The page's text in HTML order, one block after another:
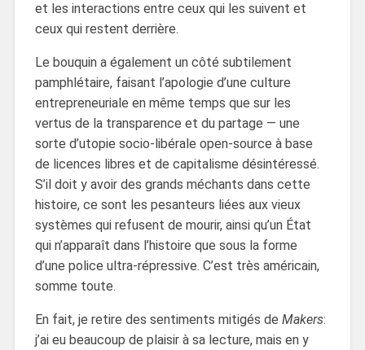
et les interactions entre ceux qui les suivent et
ceux qui restent derrière.
Le bouquin a également un côté subtilement
pamphlétaire, faisant l’apologie d’une culture
entrepreneuriale en même temps que sur les
vertus de la transparence et du partage — une
sorte d’utopie socio-libérale open-source à base
de licences libres et de capitalisme désintéressé.
S’il doit y avoir des grands méchants dans cette
histoire, ce sont les pesanteurs liées aux vieux
systèmes qui refusent de mourir, ainsi qu’un État
qui n’apparaît dans l’histoire que sous la forme
d’une police ultra-répressive. C’est très américain,
somme toute.
En fait, je retire des sentiments mitigés de Makers:
j’ai eu beaucoup de plaisir à sa lecture, mais en y